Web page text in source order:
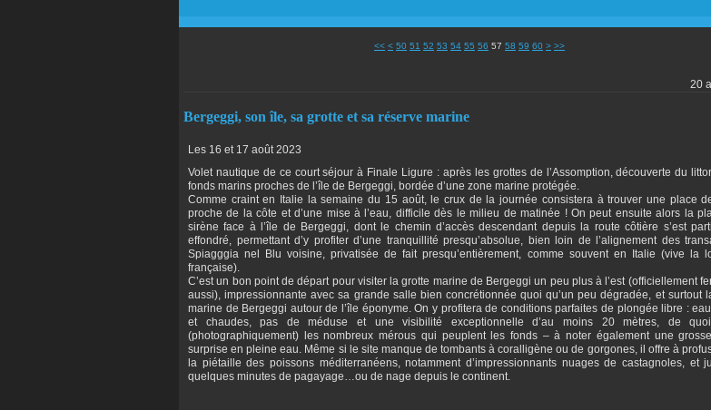
<< < 10
20
30
40
50 51 52 53 54 55 56 57 58 59 60 70
80
90
100
200
> >>
20
Bergeggi, son île, sa grotte et sa réserve marine
Les 16 et 17 août 2023
Volet nautique de ce court séjour à Finale Ligure : après les grottes de l’Assomption, découverte du
fonds marins proches de l’île de Bergeggi, bordée d’une zone marine protégée.
Comme craint en Italie la semaine du 15 août, le crux de la journée consistera à trouver une place
proche de la côte et d’une mise à l’eau, difficile dès le milieu de matinée ! On peut ensuite alors la
sirène face à l’île de Bergeggi, dont le chemin d’accès descendant depuis la route côtière s’est
effondré, permettant d’y profiter d’une tranquillité presqu’absolue, bien loin de l’alignement des
Spiagggia nel Blu voisine, privatisée de fait presqu’entièrement, comme souvent en Italie (vive la
française).
C’est un bon point de départ pour visiter la grotte marine de Bergeggi un peu plus à l’est (officiellement
aussi), impressionnante avec sa grande salle bien concrétionnée quoi qu’un peu dégradée, et surtout
marine de Bergeggi autour de l’île éponyme. On y profitera de conditions parfaites de plongée libre :
et chaudes, pas de méduse et une visibilité exceptionnelle d’au moins 20 mètres, de
(photographiquement) les nombreux mérous qui peuplent les fonds – à noter également une
surprise en pleine eau. Même si le site manque de tombants à coralligène ou de gorgones, il offre à
la piétaille des poissons méditerranéens, notamment d’impressionnants nuages de castagnoles, et
quelques minutes de pagayage…ou de nage depuis le continent.